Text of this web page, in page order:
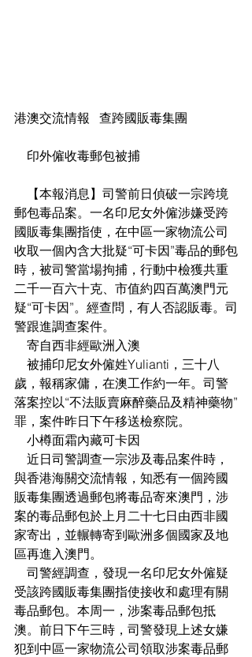
港澳交流情報   查跨國販毒集團
印外僱收毒郵包被捕
【本報消息】司警前日偵破一宗跨境
郵包毒品案。一名印尼女外僱涉嫌受跨
國販毒集團指使，在中區一家物流公司
收取一個內含大批疑“可卡因”毒品的郵包
時，被司警當場拘捕，行動中檢獲共重
二千一百六十克、市值約四百萬澳門元
疑“可卡因”。經查問，有人否認販毒。司
警跟進調查案件。
寄自西非經歐洲入澳
被捕印尼女外僱姓Yulianti，三十八
歲，報稱家傭，在澳工作約一年。司警
落案控以“不法販賣麻醉藥品及精神藥物”
罪，案件昨日下午移送檢察院。
小樽面霜內藏可卡因
近日司警調查一宗涉及毒品案件時，
與香港海關交流情報，知悉有一個跨國
販毒集團透過郵包將毒品寄來澳門，涉
案的毒品郵包於上月二十七日由西非國
家寄出，並輾轉寄到歐洲多個國家及地
區再進入澳門。
司警經調查，發現一名印尼女外僱疑
受該跨國販毒集團指使接收和處理有關
毒品郵包。本周一，涉案毒品郵包抵
澳。前日下午三時，司警發現上述女嫌
犯到中區一家物流公司領取涉案毒品郵